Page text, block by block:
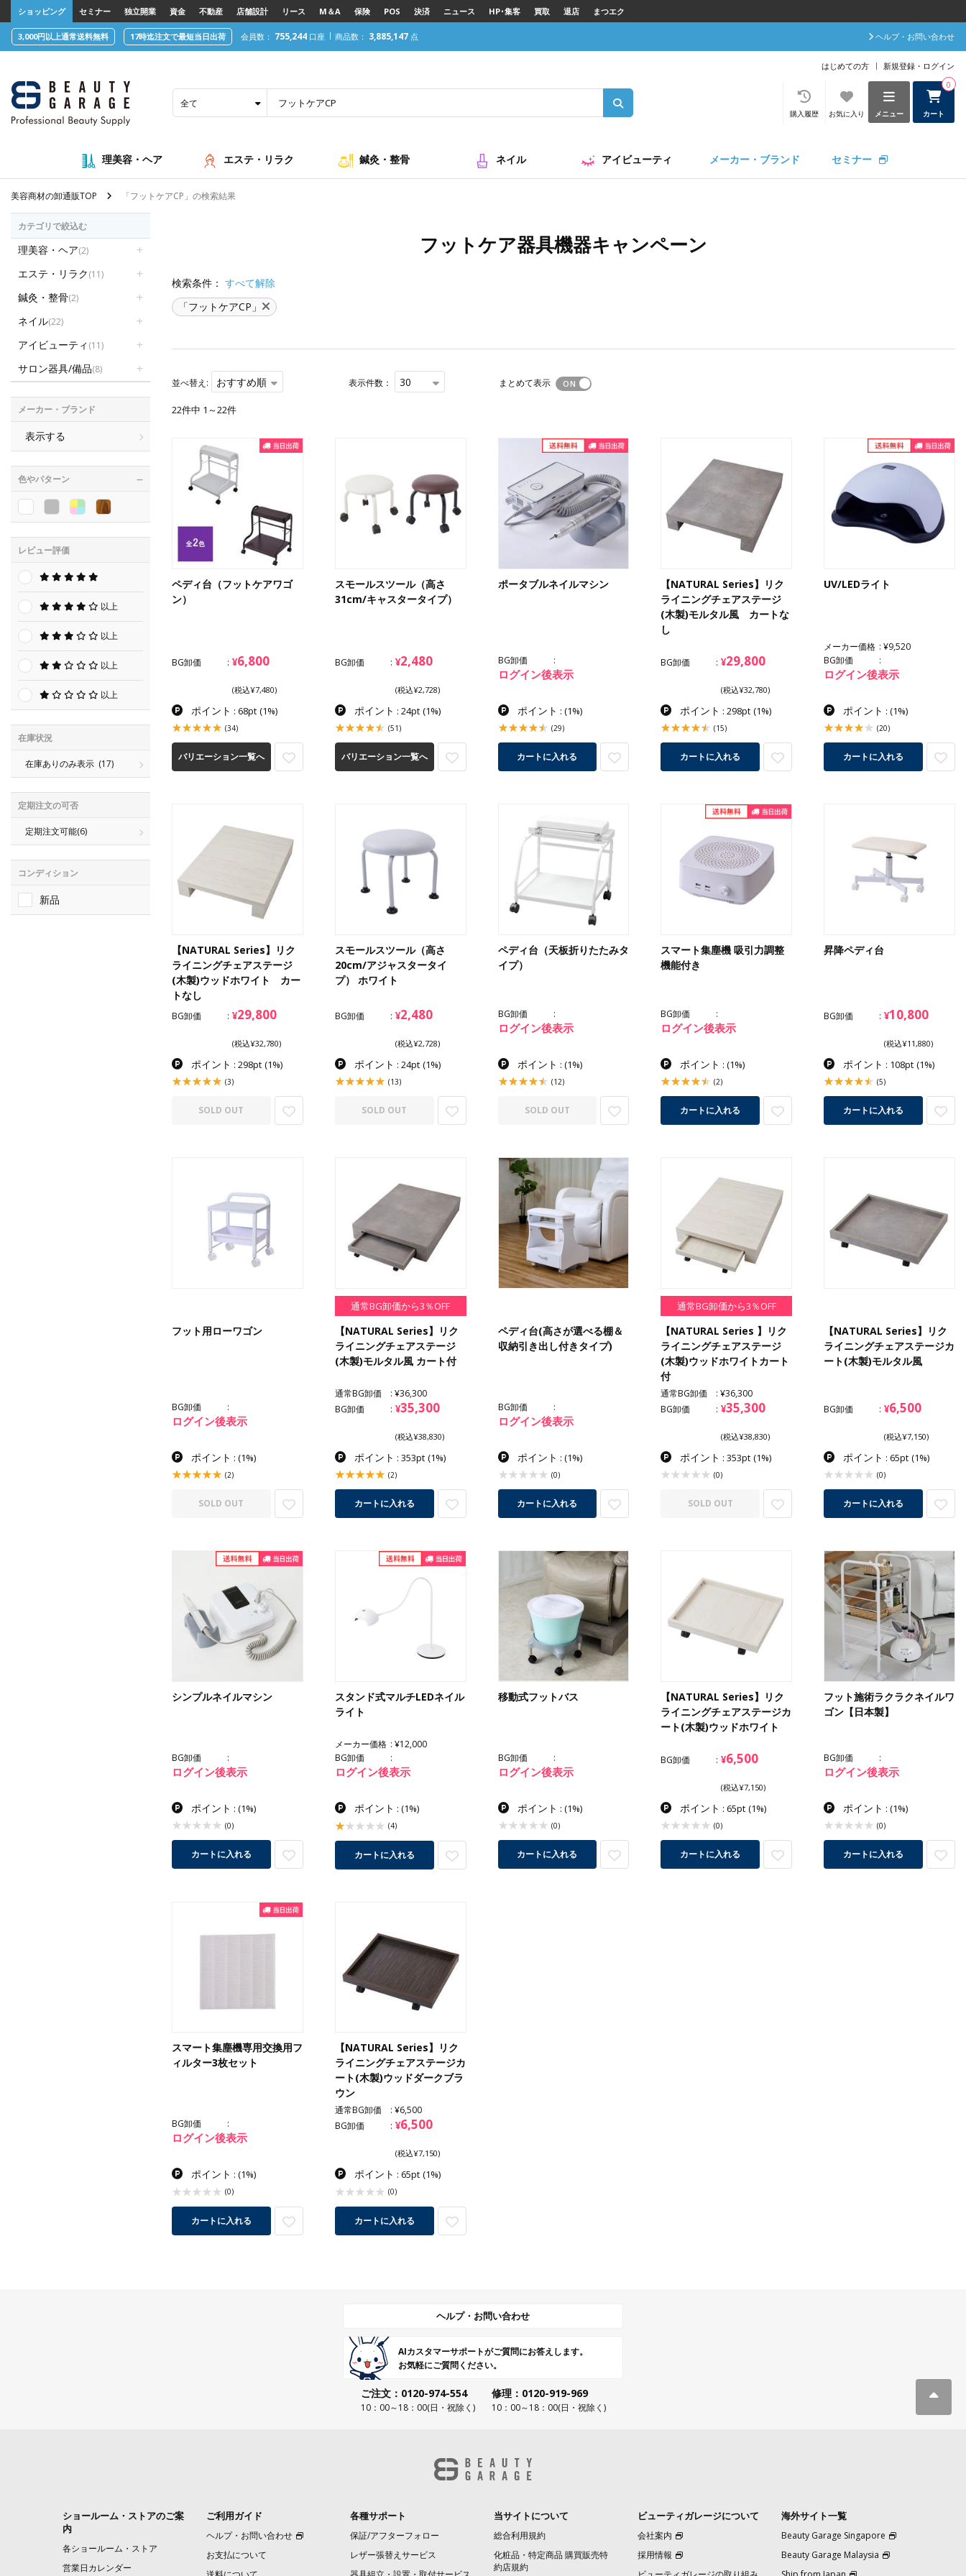
text.skipToContent
text.skipToNavigation
ショッピング セミナー 独立開業 資金 不動産 店舗設計 リース M＆A 保険 POS 決済 ニュース HP･集客 買取 退店 まつエク
3,000円以上通常送料無料 17時迄注文で最短当日出荷 会員数： 755,244 口座 商品数： 3,885,147 点 ヘルプ・お問い合わせ
はじめての方 新規登録・ログイン
カート
0
メニュー
お気に入り
購入履歴
全て
理美容・ヘア エステ・リラク 鍼灸・整骨 ネイル アイビューティ メーカー・ブランド セミナー
美容商材の卸通販TOP 「フットケアCP」の検索結果
カテゴリで絞込む
理美容・ヘア(2)
エステ・リラク(11)
鍼灸・整骨(2)
ネイル(22)
アイビューティ (11)
サロン器具/備品(8)
メーカー・ブランド
表示する
色やパターン
レビュー評価
以上
以上
以上
以上
在庫状況
在庫ありのみ表示 (17)
定期注文の可否
定期注文可能(6)
コンディション
新品
フットケア器具機器キャンペーン
検索条件： すべて解除
「フットケアCP」
並べ替え: おすすめ順 表示件数： 30 まとめて表示
22件中 1～22件
ペディ台（フットケアワゴ
ン）
BG卸価 ¥6,800
(税込¥7,480)
ポイント : 68pt (1%)
(34)
バリエーション一覧へ
スモールスツール（高さ
31cm/キャスタータイプ）
BG卸価 ¥2,480
(税込¥2,728)
ポイント : 24pt (1%)
(51)
バリエーション一覧へ
ポータブルネイルマシン
BG卸価
ログイン後表示
ポイント : (1%)
(29)
カートに入れる
【NATURAL Series】リク
ライニングチェアステージ
(木製)モルタル風 カートな
し
BG卸価 ¥29,800
(税込¥32,780)
ポイント : 298pt (1%)
(15)
カートに入れる
UV/LEDライト
メーカー価格
¥9,520
BG卸価
ログイン後表示
ポイント :(1%)
(20)
カートに入れる
【NATURAL Series】リク
ライニングチェアステージ
(木製)ウッドホワイト カー
トなし
BG卸価 ¥29,800
(税込¥32,780)
ポイント : 298pt (1%)
(3)
SOLD OUT
スモールスツール（高さ
20cm/アジャスタータイ
プ） ホワイト
BG卸価 ¥2,480
(税込¥2,728)
ポイント : 24pt (1%)
(13)
SOLD OUT
ペディ台（天板折りたたみタ
イプ）
BG卸価
ログイン後表示
ポイント : (1%)
(12)
SOLD OUT
スマート集塵機 吸引力調整
機能付き
BG卸価
ログイン後表示
ポイント :(1%)
(2)
カートに入れる
昇降ペディ台
BG卸価 ¥10,800
(税込¥11,880)
ポイント : 108pt (1%)
(5)
カートに入れる
フット用ローワゴン
BG卸価
ログイン後表示
ポイント : (1%)
(2)
SOLD OUT
通常BG卸価から3％OFF
【NATURAL Series】リク
ライニングチェアステージ
(木製)モルタル風 カート付
通常BG卸価
¥36,300
BG卸価
¥35,300
(税込¥38,830)
ポイント : 353pt (1%)
(2)
カートに入れる
ペディ台(高さが選べる棚＆
収納引き出し付きタイプ)
BG卸価
ログイン後表示
ポイント : (1%)
(0)
カートに入れる
通常BG卸価から3％OFF
【NATURAL Series 】リク
ライニングチェアステージ
(木製)ウッドホワイトカート
付
通常BG卸価
¥36,300
BG卸価
¥35,300
(税込¥38,830)
ポイント : 353pt (1%)
(0)
SOLD OUT
【NATURAL Series】リク
ライニングチェアステージカ
ート(木製)モルタル風
BG卸価 ¥6,500
(税込¥7,150)
ポイント : 65pt (1%)
(0)
カートに入れる
シンプルネイルマシン
BG卸価
ログイン後表示
ポイント : (1%)
(0)
カートに入れる
スタンド式マルチLEDネイル
ライト
メーカー価格
¥12,000
BG卸価
ログイン後表示
ポイント : (1%)
(4)
カートに入れる
移動式フットバス
BG卸価
ログイン後表示
ポイント : (1%)
(0)
カートに入れる
【NATURAL Series】リク
ライニングチェアステージカ
ート(木製)ウッドホワイト
BG卸価 ¥6,500
(税込¥7,150)
ポイント : 65pt (1%)
(0)
カートに入れる
フット施術ラクラクネイルワ
ゴン【日本製】
BG卸価
ログイン後表示
ポイント :(1%)
(0)
カートに入れる
スマート集塵機専用交換用フ
ィルター3枚セット
BG卸価
ログイン後表示
ポイント : (1%)
(0)
カートに入れる
【NATURAL Series】リク
ライニングチェアステージカ
ート(木製)ウッドダークブラ
ウン
通常BG卸価
¥6,500
BG卸価
¥6,500
(税込¥7,150)
ポイント : 65pt (1%)
(0)
カートに入れる
ヘルプ・お問い合わせ
AIカスタマーサポートがご質問にお答えします。
お気軽にご質問ください。
ご注文：0120-974-554
10：00～18：00(日・祝除く)
修理：0120-919-969
10：00～18：00(日・祝除く)
ショールーム・ストアのご案
内
各ショールーム・ストア
営業日カレンダー
ご利用ガイド
ヘルプ・お問い合わせ
お支払について
各種サポート
保証/アフターフォロー
レザー張替えサービス
当サイトについて
総合利用規約
化粧品・特定商品 購買販売特
約店規約
ビューティガレージについて
会社案内
採用情報
海外サイト一覧
Beauty Garage Singapore
Beauty Garage Malaysia